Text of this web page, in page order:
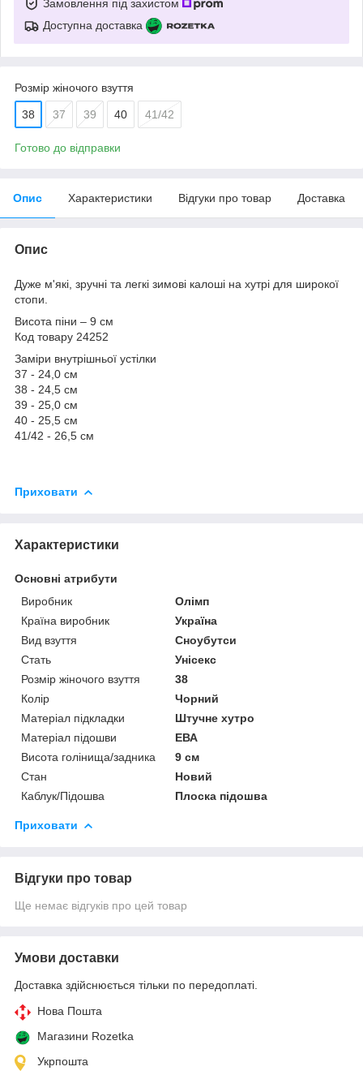
Замовлення під захистом
Доступна доставка
Розмір жіночого взуття
38 37 39 40 41/42
Готово до відправки
Опис Характеристики Відгуки про товар Доставка
Опис
Дуже м'які, зручні та легкі зимові калоші на хутрі для широкої
стопи.
Висота піни – 9 см
Код товару 24252
Заміри внутрішньої устілки
37 - 24,0 см
38 - 24,5 см
39 - 25,0 см
40 - 25,5 см
41/42 - 26,5 см
Приховати
Характеристики
Основні атрибути
Виробник
Олімп
Країна виробник
Україна
Вид взуття
Сноубутси
Стать
Унісекс
Розмір жіночого взуття
38
Колір
Чорний
Матеріал підкладки
Штучне хутро
Матеріал підошви
ЕВА
Висота голінища/задника
9 см
Стан
Новий
Каблук/Підошва
Плоска підошва
Приховати
Відгуки про товар
Ще немає відгуків про цей товар
Умови доставки
Доставка здійснюється тільки по передоплаті.
Нова Пошта
Магазини Rozetka
Укрпошта